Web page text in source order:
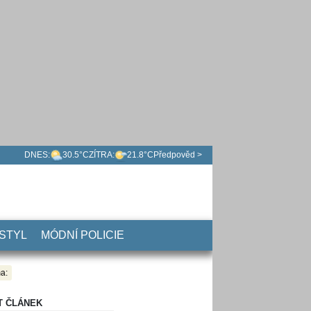
DNES: 30.5°CZÍTRA: 21.8°C Předpověd >
MÓDNÍ POLICIE
ČLÁNEK